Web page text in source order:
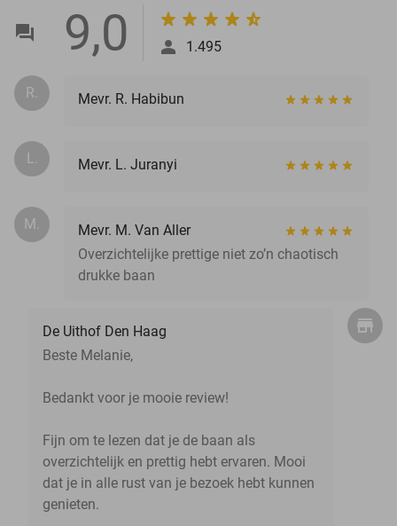
9,0 1.495
R. Mevr. R. Habibun
L. Mevr. L. Juranyi
M.
Mevr. M. Van Aller
Overzichtelijke prettige niet zo’n chaotisch
drukke baan
De Uithof Den Haag
Beste Melanie,
Bedankt voor je mooie review!
Fijn om te lezen dat je de baan als
overzichtelijk en prettig hebt ervaren. Mooi
dat je in alle rust van je bezoek hebt kunnen
genieten.